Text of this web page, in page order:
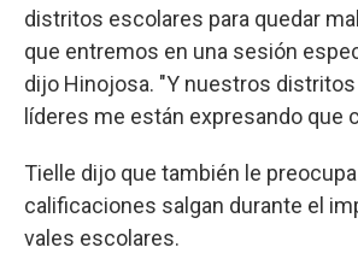
distritos escolares para quedar
que entremos en una sesión
dijo Hinojosa. "Y nuestros
líderes me están expresando que
Tielle dijo que también le
calificaciones salgan durante el
vales escolares.